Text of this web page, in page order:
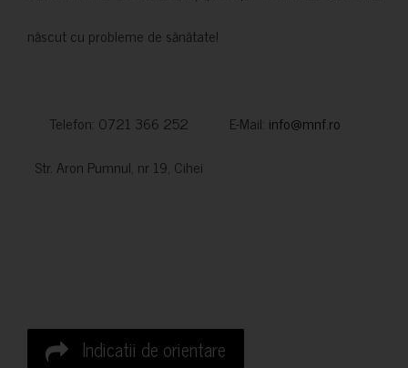
născut cu probleme de sănătate!
Telefon: 0721 366 252 E-Mail: info@mnf.ro
Str. Aron Pumnul, nr 19, Cihei
Indicatii de orientare